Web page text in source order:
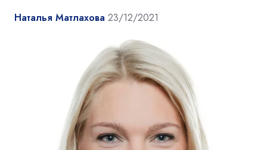
Наталья Матлахова 23/12/2021